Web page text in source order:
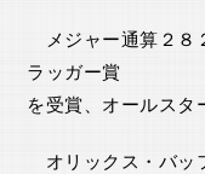
メジャー通算２８
ラッガー賞
を受賞、オールスタ
オリックス・バッ